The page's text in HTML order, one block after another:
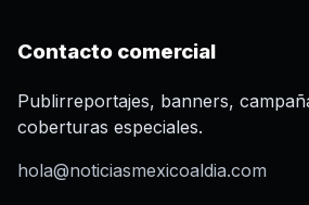
Contacto comercial
Publirreportajes, banners,
coberturas especiales.
hola@noticiasmexicoaldia.com